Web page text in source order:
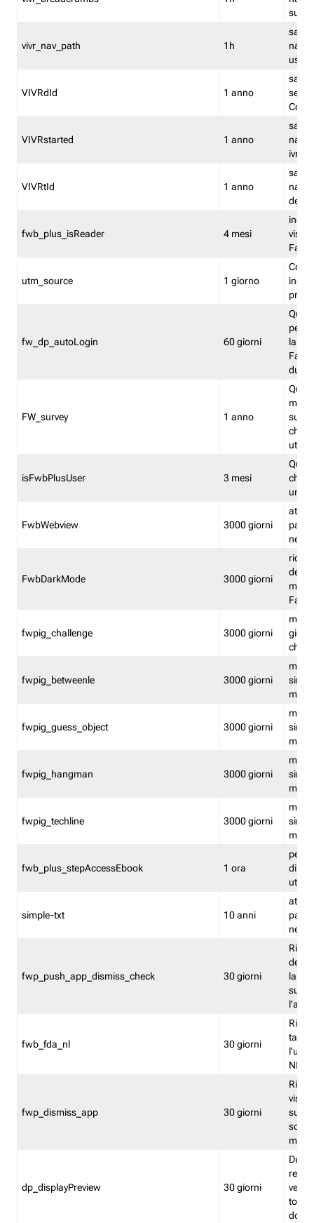
su
vivr_nav_path 1h
salva
VIVRdId 1 anno
salva
Convy
VIVRstarted 1 anno
salva
ivr
VIVRtId 1 anno
salva
del
fwb_plus_isReader 4 mesi
utm_source 1 giorno
fw_dp_autoLogin 60 giorni
la
FW_survey 1 anno
utenti
isFwbPlusUser 3 mesi
che
una
FwbWebview 3000 giorni
attiva
FwbDarkMode 3000 giorni
fwpig_challenge 3000 giorni
fwpig_betweenle 3000 giorni
fwpig_guess_object 3000 giorni
fwpig_hangman 3000 giorni
fwpig_techline 3000 giorni
fwb_plus_stepAccessEbook 1 ora
di un
simple-txt 10 anni
attiva
fwp_push_app_dismiss_check 30 giorni
la
fwb_fda_nl 30 giorni
NL
fwp_dismiss_app 30 giorni
visto
dp_displayPreview 30 giorni
torna
dopo